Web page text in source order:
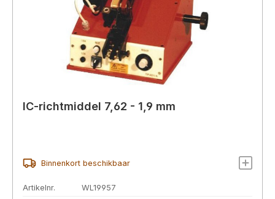
IC-richtmiddel 7,62 - 1,9 mm
Binnenkort beschikbaar
Artikelnr.
WL19957